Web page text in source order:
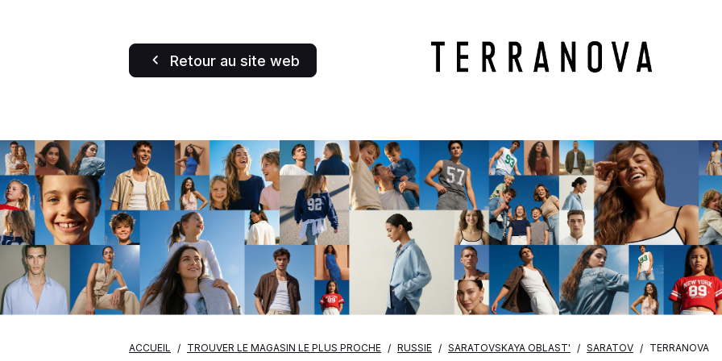
Retour au site web
ACCUEIL TROUVER LE MAGASIN LE PLUS PROCHE RUSSIE SARATOVSKAYA OBLAST' SARATOV TERRANOVA